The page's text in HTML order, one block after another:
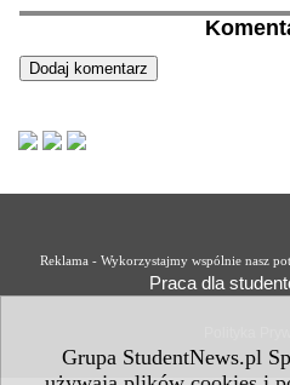
Grupa StudentNews.pl
Reklama - Wykorzystajmy wspólnie nasz
Praca dla